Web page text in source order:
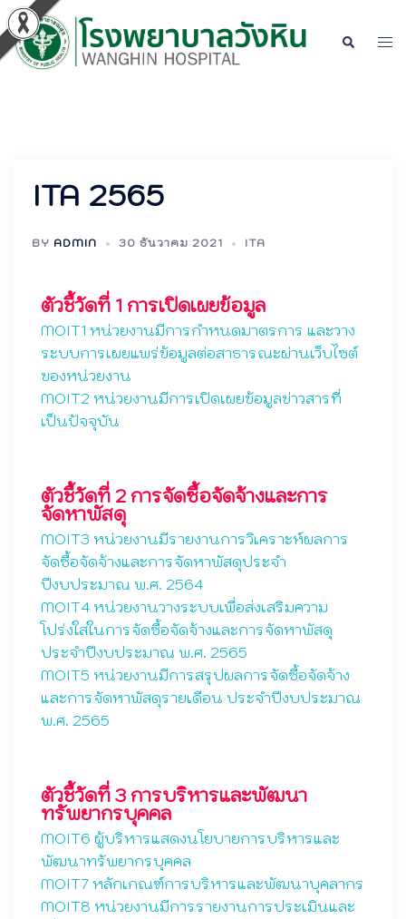
ITA 2565
BY ADMIN 30 ธันวาคม 2021 ITA
ตัวชี้วัดที่ 1 การเปิดเผยข้อมูล
MOIT1 หน่วยงานมีการกำหนดมาตรการ และวาง
ระบบการเผยแพร่ข้อมูลต่อสาธารณะผ่านเว็บไซต์
ของหน่วยงาน
MOIT2 หน่วยงานมีการเปิดเผยข้อมูลข่าวสารที่
เป็นปัจจุบัน
ตัวชี้วัดที่ 2 การจัดซื้อจัดจ้างและการ
จัดหาพัสดุ
MOIT3 หน่วยงานมีรายงานการวิเคราะห์ผลการ
จัดซื้อจัดจ้างและการจัดหาพัสดุประจำ
ปีงบประมาณ พ.ศ. 2564
MOIT4 หน่วยงานวางระบบเพื่อส่งเสริมความ
โปร่งใสในการจัดซื้อจัดจ้างและการจัดหาพัสดุ
ประจำปีงบประมาณ พ.ศ. 2565
MOIT5 หน่วยงานมีการสรุปผลการจัดซื้อจัดจ้าง
และการจัดหาพัสดุรายเดือน ประจำปีงบประมาณ
พ.ศ. 2565
ตัวชี้วัดที่ 3 การบริหารและพัฒนา
ทรัพยากรบุคคล
MOIT6 ผู้บริหารแสดงนโยบายการบริหารและ
พัฒนาทรัพยากรบุคคล
MOIT7 หลักเกณฑ์การบริหารและพัฒนาบุคลากร
MOIT8 หน่วยงานมีการรายงานการประเมินและ